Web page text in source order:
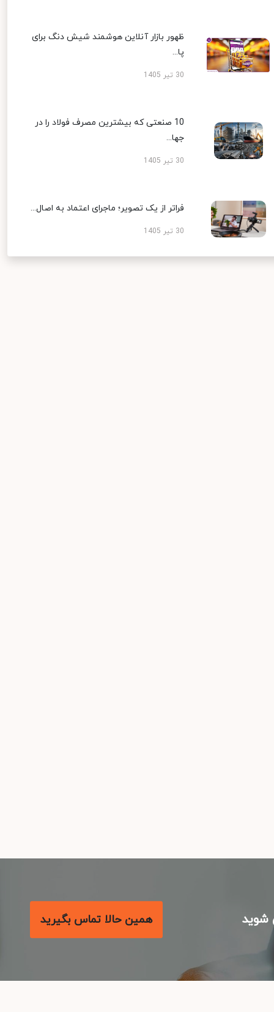
ظهور بازار آنلاین هوشمند شیش دنگ برای
پا...
30 تیر 1405
10 صنعتی که بیشترین مصرف فولاد را در
جها...
30 تیر 1405
فراتر از یک تصویر؛ ماجرای اعتماد به اصال...
30 تیر 1405
همین حالا تماس بگیرید